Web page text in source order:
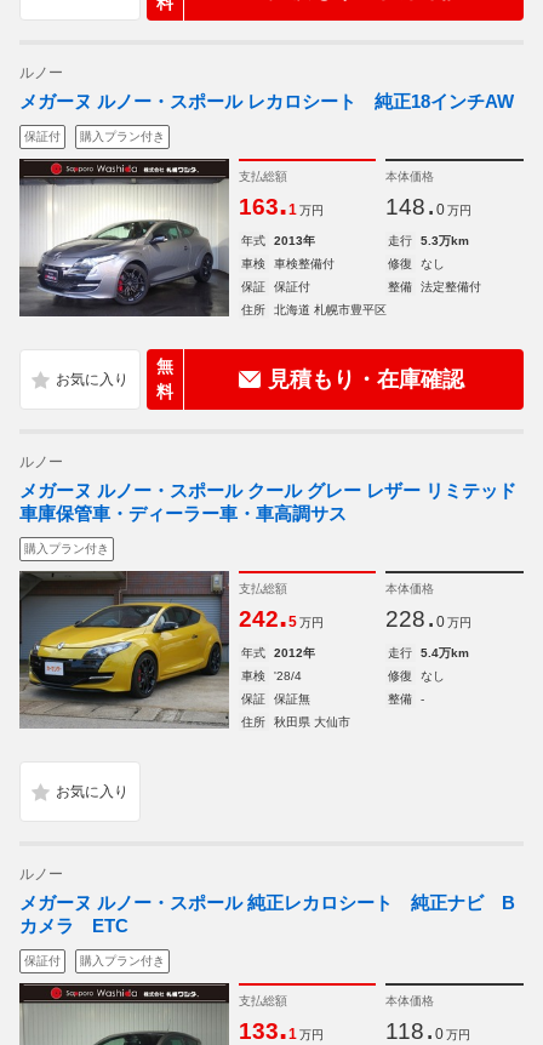
ルノー
メガーヌ ルノー・スポール レカロシート 純正18インチAW
保証付 購入プラン付き
支払総額
163.1 万円
本体価格
148. 0 万円
年式 2013年 走行
5.3万km
車検
車検整備付 修復
なし
保証
保証付 整備
法定整備付
住所
北海道 札幌市豊平区
無
料
見積もり・在庫確認
ルノー
メガーヌ ルノー・スポール クール グレー レザー リミテッド
車庫保管車・ディーラー車・車高調サス
購入プラン付き
支払総額
242.5 万円
本体価格
228. 0 万円
年式 2012年 走行
5.4万km
車検
'28/4 修復
なし
保証
保証無 整備
-
住所
秋田県 大仙市
ルノー
メガーヌ ルノー・スポール 純正レカロシート 純正ナビ B
カメラ ETC
保証付 購入プラン付き
支払総額
133.1 万円
本体価格
118. 0 万円